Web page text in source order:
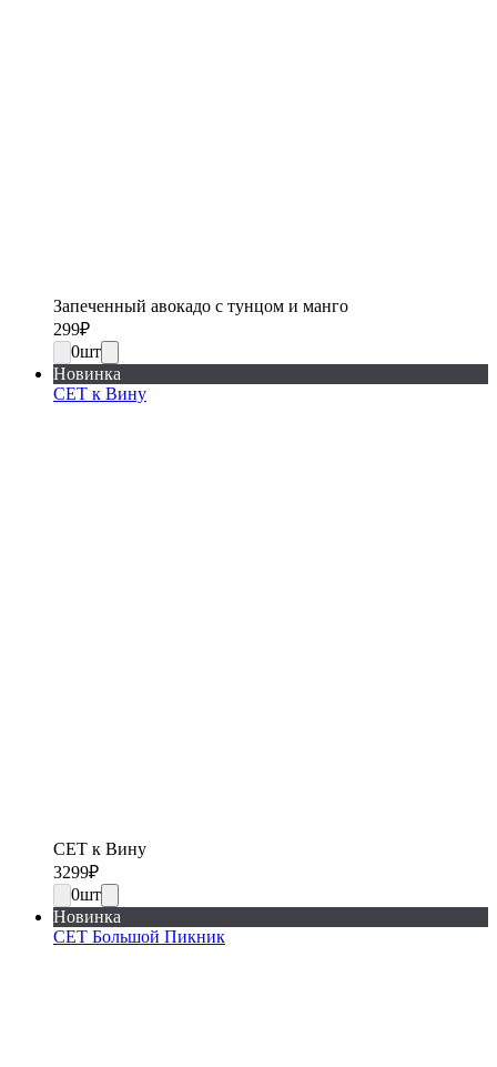
Запеченный авокадо с тунцом и манго
299₽
0шт
Новинка
СЕТ к Вину
СЕТ к Вину
3299₽
0шт
Новинка
СЕТ Большой Пикник